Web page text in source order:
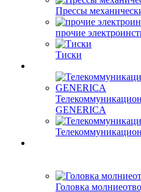
Прессы
прочие
Тиски
GENERICA
Головка